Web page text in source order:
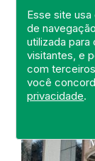
Esse site
de
utilizada
visitantes, e
com
você
privacidade.